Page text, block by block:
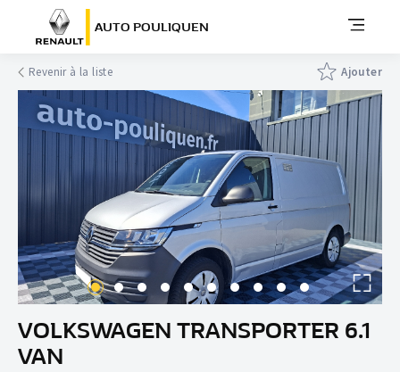
AUTO POULIQUEN
Revenir à la liste Ajouter
VOLKSWAGEN TRANSPORTER 6.1
VAN